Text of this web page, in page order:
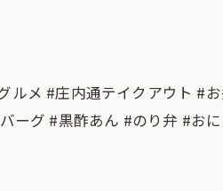
メ #庄内通テイクアウト #
グ #黒酢あん #のり弁 #お